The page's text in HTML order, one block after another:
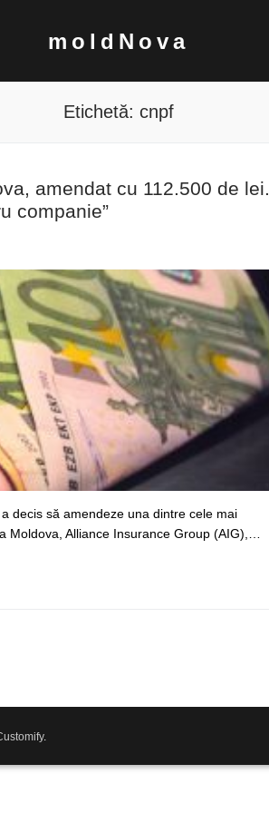
moldNova
Etichetă: cnpf
amendat cu 112.500 de lei.
companie”
decis să amendeze una dintre cele mai
Moldova, Alliance Insurance Group (AIG),…
.